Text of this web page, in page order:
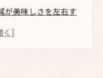
が美味しさを左右す